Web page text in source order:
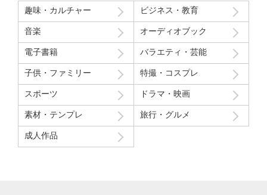
趣味・カルチャー ビジネス・教育
音楽 オーディオブック
電子書籍 バラエティ・芸能
子供・ファミリー 特撮・コスプレ
スポーツ ドラマ・映画
素材・テンプレ 旅行・グルメ
成人作品